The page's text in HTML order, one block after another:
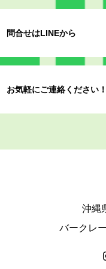
問合せはLINEから
お気軽にご連絡ください！
沖縄
バークレ